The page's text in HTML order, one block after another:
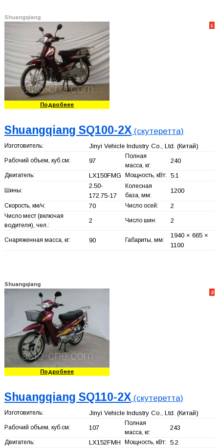
Shuangqiang
1
Подробнее
Shuangqiang SQ100-2X(скутеретта)
Изготовитель: Jinyi Vehicle Industry Co., Ltd. (Китай)
Рабочий объем, куб.см: 97
Полная
масса, кг:
240
Двигатель: LX150FMG Мощность, кВт: 5.1
Шины:
2.50-
172.75-17
Колесная
база, мм:
1200
Скорость, км/ч: 70 Число осей: 2
Число мест (включая
водителя), чел.:
2 Число шин: 2
Снаряженная масса, кг: 90 Габариты, мм:
1940 × 665 ×
1100
Shuangqiang
2
Подробнее
Shuangqiang SQ110-2X(скутеретта)
Изготовитель: Jinyi Vehicle Industry Co., Ltd. (Китай)
Рабочий объем, куб.см: 107
Полная
масса, кг:
243
Двигатель: LX152FMH Мощность, кВт: 5.2